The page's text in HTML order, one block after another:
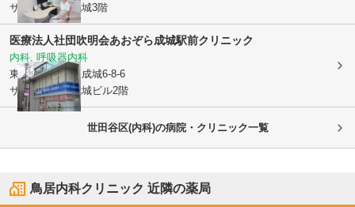
サラブライト成城3階
医療法人社団吹明会あおぞら成城駅前クリニック
内科, 呼吸器内科
東京都世田谷区 成城6-8-6
サラブライト成城ビル2階
世田谷区(内科)の病院・クリニック一覧
鳥居内科クリニック 近隣の薬局